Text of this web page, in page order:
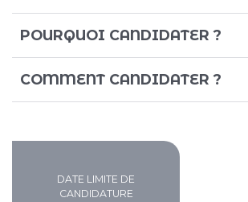
POURQUOI CANDIDATER ?
COMMENT CANDIDATER ?
DATE LIMITE DE
CANDIDATURE